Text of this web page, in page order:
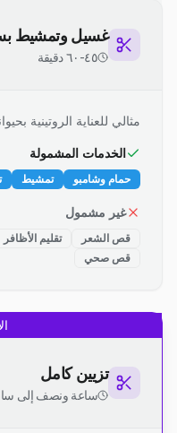
غسيل وتمشيط
٤٥-٦٠ دقيقة
مثالي للعناية الروتينية
الخدمات المشمولة
حمام وشامبو تمشيط
غير مشمول
قص الشعر تقليم الأظافر
قص صحي
تزيين كامل
ساعة ونصف إلى